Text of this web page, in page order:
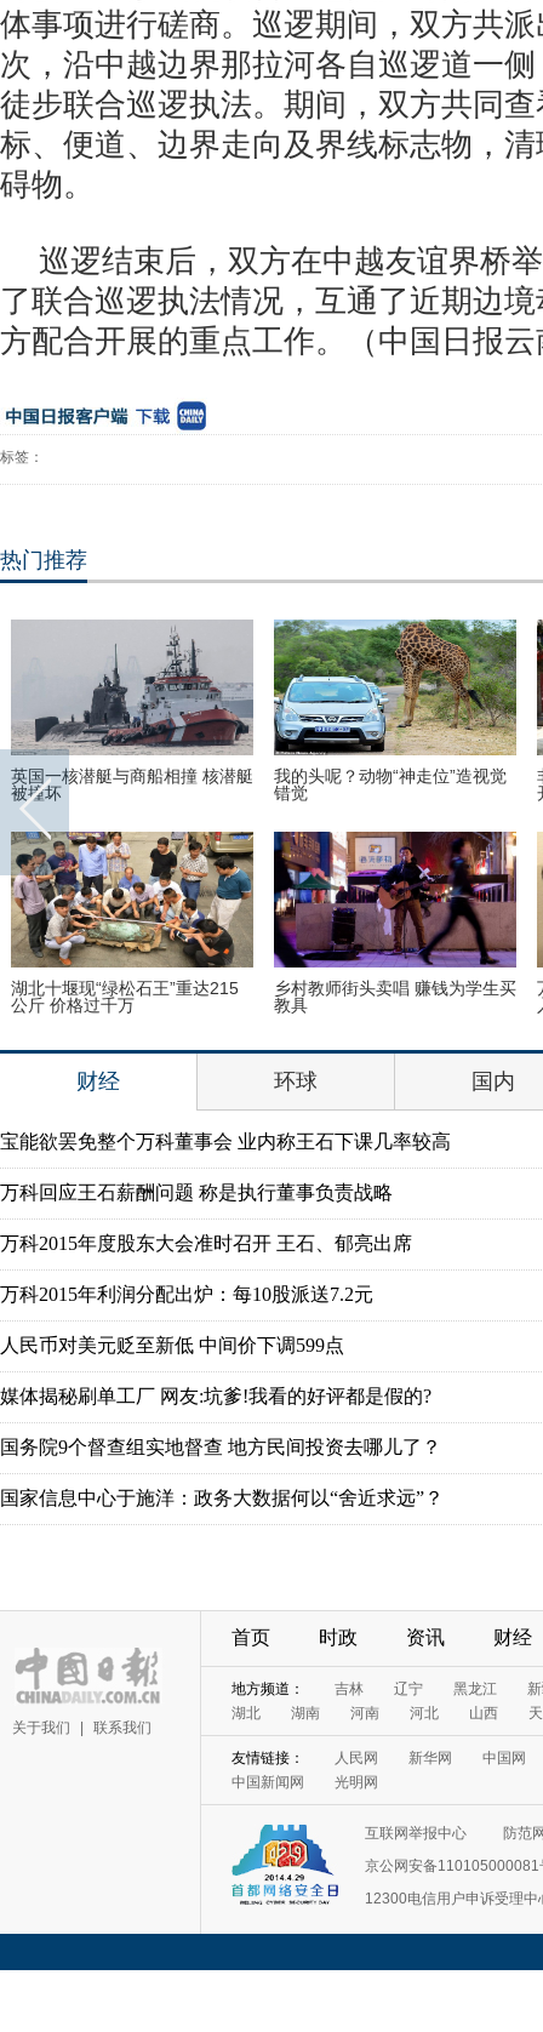
体事项进行磋商。巡逻期间，双方共
次，沿中越边界那拉河各自巡逻道一
徒步联合巡逻执法。期间，双方共同
标、便道、边界走向及界线标志物，
碍物。
巡逻结束后，双方在中越友谊界桥
了联合巡逻执法情况，互通了近期边
方配合开展的重点工作。（中国日报
标签：
热门推荐
英国一核潜艇与商船相撞 核潜艇
被撞坏
我的头呢？动物“神走位”造视觉
错觉
湖北十堰现“绿松石王”重达215
公斤 价格过千万
乡村教师街头卖唱 赚钱为学生买
教具
财经 环球 国内
宝能欲罢免整个万科董事会 业内称王石下课几率较高
万科回应王石薪酬问题 称是执行董事负责战略
万科2015年度股东大会准时召开 王石、郁亮出席
万科2015年利润分配出炉：每10股派送7.2元
人民币对美元贬至新低 中间价下调599点
媒体揭秘刷单工厂 网友:坑爹!我看的好评都是假的?
国务院9个督查组实地督查 地方民间投资去哪儿了？
国家信息中心于施洋：政务大数据何以“舍近求远”？
关于我们 联系我们
首页 时政 资讯 财经
地方频道： 吉林 辽宁 黑龙江
湖北
湖南 河南 河北 山西
友情链接： 人民网 新华网
中国网
中国新闻网
光明网
互联网举报中心
防范
京公网安备110105000081
12300电信用户申诉受理中